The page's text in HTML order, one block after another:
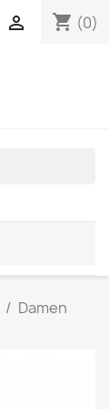
shopping_cart (0)

Damen